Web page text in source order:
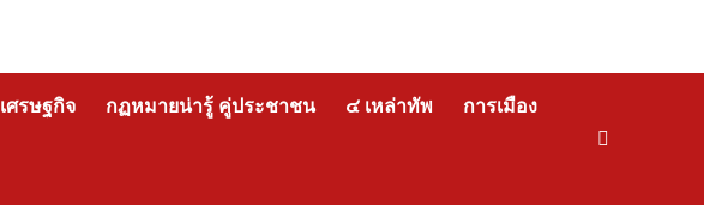
เศรษฐกิจ กฏหมายน่ารู้ คู่ประชาชน ๔ เหล่าทัพ การเมือง